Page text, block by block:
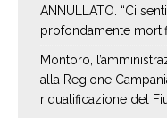
ANNULLATO. “Ci
profondamente
Montoro,
alla Regione
riqualificazione del